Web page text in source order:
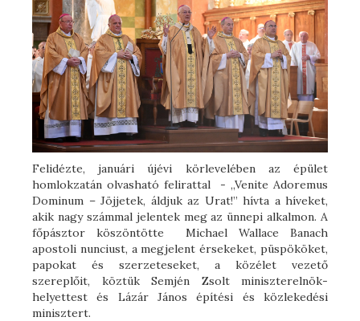
Felidézte, januári újévi körlevelében az épület
homlokzatán olvasható felirattal - „Venite Adoremus
Dominum – Jöjjetek, áldjuk az Urat!” hívta a híveket,
akik nagy számmal jelentek meg az ünnepi alkalmon. A
főpásztor köszöntötte Michael Wallace Banach
apostoli nunciust, a megjelent érsekeket, püspököket,
papokat és szerzeteseket, a közélet vezető
szereplőit, köztük Semjén Zsolt miniszterelnök-
helyettest és Lázár János építési és közlekedési
minisztert.